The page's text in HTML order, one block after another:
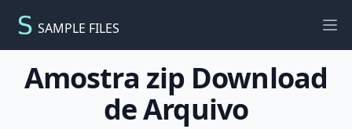
SAMPLE FILES
Amostra zip Download
de Arquivo